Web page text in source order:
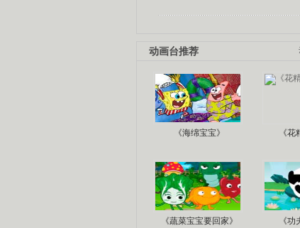
动画台推荐
《海绵宝宝》 《花
《蔬菜宝宝要回家》 《功